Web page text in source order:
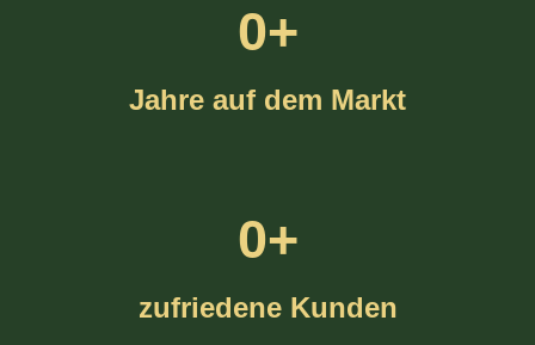
Jahre auf dem Markt
0+
zufriedene Kunden
0+